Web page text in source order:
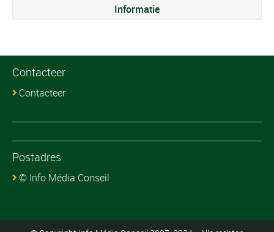
Informatie
Contacteer
Contacteer
Postadres
© Info Média Conseil